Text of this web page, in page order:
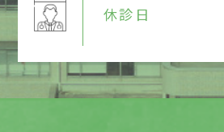
休診日